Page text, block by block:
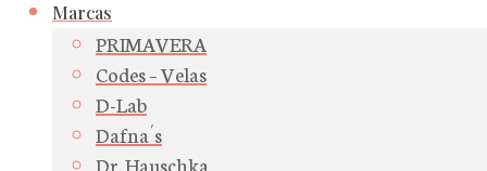
Marcas
PRIMAVERA
Codes – Velas
D-Lab
Dafna´s
Dr. Hauschka